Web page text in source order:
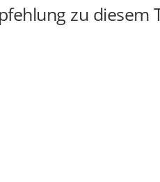
zu diesem